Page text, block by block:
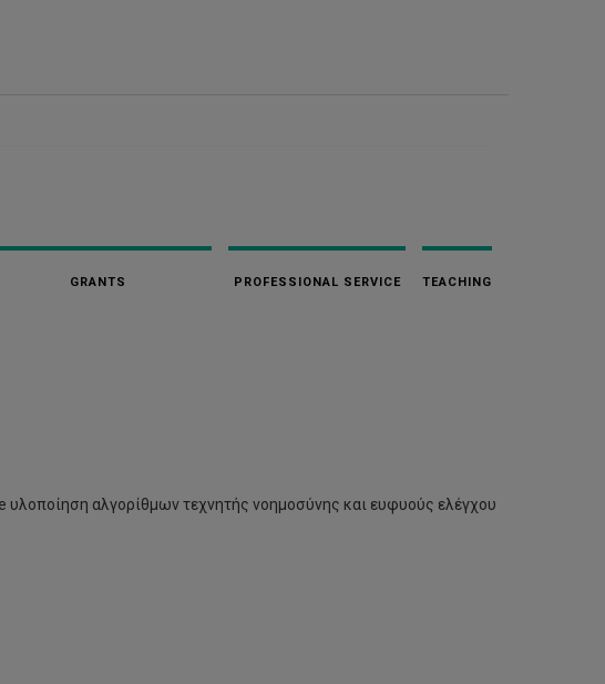
GRANTS PROFESSIONAL SERVICE TEACHING
υλοποίηση αλγορίθμων τεχνητής νοημοσύνης και ευφυούς ελέγχου